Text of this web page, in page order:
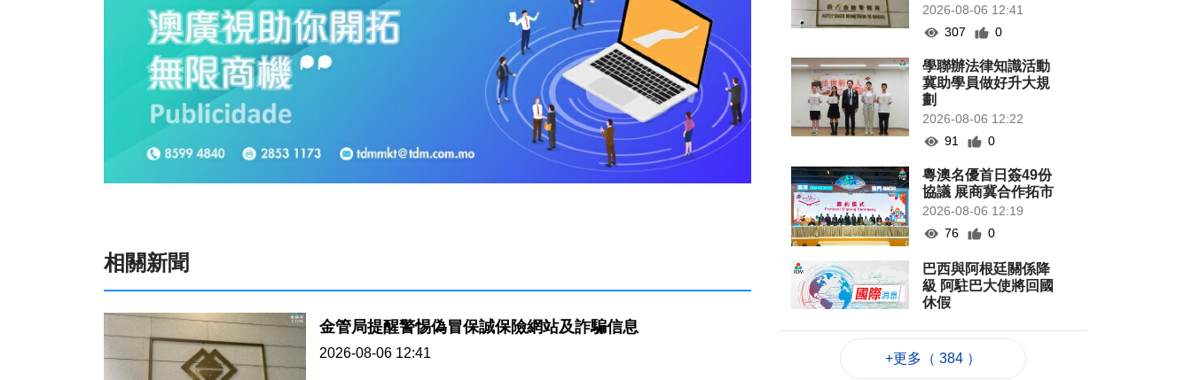
相關新聞
金管局提醒警惕偽冒保誠保險網站及詐騙信息
2026-08-06 12:41
2026-08-06 12:41
307
0
學聯辦法律知識活動
冀助學員做好升大規
劃
2026-08-06 12:22
91
0
粵澳名優首日簽49份
協議 展商冀合作拓市
2026-08-06 12:19
76
0
巴西與阿根廷關係降
級 阿駐巴大使將回國
休假
+更多（ 384 ）